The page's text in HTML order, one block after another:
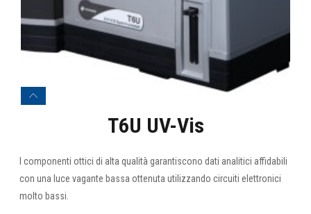
T6U UV-Vis
I componenti ottici di alta qualità garantiscono dati analitici affidabili
con una luce vagante bassa ottenuta utilizzando circuiti elettronici
molto bassi.